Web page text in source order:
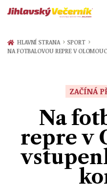
Zprávy
HLAVNÍ STRANA › SPORT ›
NA FOTBALOVOU REPRE V
ZAČÍNÁ
Na
repre v